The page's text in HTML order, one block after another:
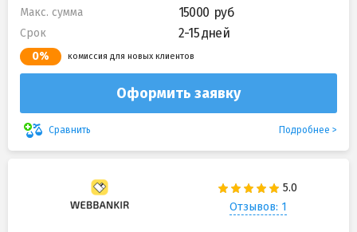
Макс. сумма 15000
Срок 2-15 дней
0% комиссия для новых клиентов
Оформить заявку
Сравнить Подробнее
Отзывов: 1